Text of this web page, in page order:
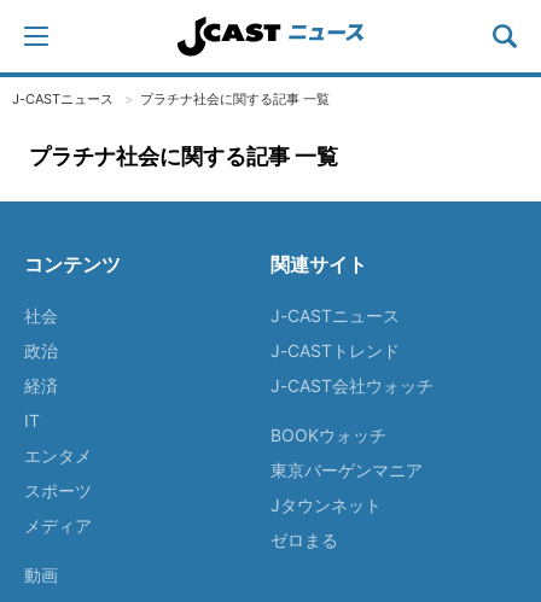
J-CASTニュース プラチナ社会に関する記事 一覧
プラチナ社会に関する記事 一覧
コンテンツ
社会
政治
経済
IT
エンタメ
スポーツ
メディア
動画
関連サイト
J-CASTニュース
J-CASTトレンド
J-CAST会社ウォッチ
BOOKウォッチ
東京バーゲンマニア
Jタウンネット
ゼロまる